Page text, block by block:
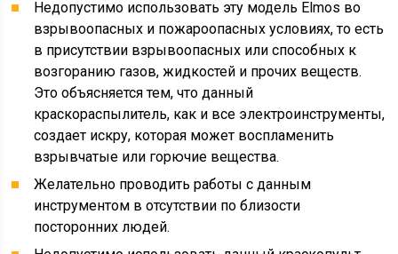
Недопустимо использовать эту модель Elmos во
взрывоопасных и пожароопасных условиях, то есть
в присутствии взрывоопасных или способных к
возгоранию газов, жидкостей и прочих веществ.
Это объясняется тем, что данный
краскораспылитель, как и все электроинструменты,
создает искру, которая может воспламенить
взрывчатые или горючие вещества.
Желательно проводить работы с данным
инструментом в отсутствии по близости
посторонних людей.